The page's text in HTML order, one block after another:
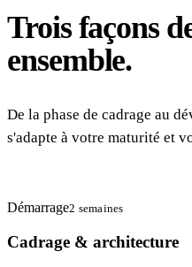
Trois façons
ensemble.
De la phase de cadrage au
s'adapte à votre maturité et
Démarrage2 semaines
Cadrage & architecture